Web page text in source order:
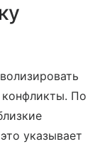
конфликты. По
указывает